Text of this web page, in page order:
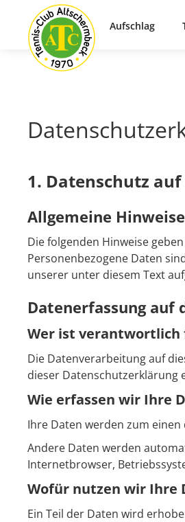
Aufschlag
1. Datenschutz
Allgemeine Hinweise
Die folgenden Hinweise
Personenbezogene Daten
unserer unter diesem Text
Datenerfassung auf
Wer ist verantwortlich
Die Datenverarbeitung auf
dieser Datenschutzerklärung
Wie erfassen wir Ihre
Ihre Daten werden zum
Andere Daten werden
Internetbrowser,
Wofür nutzen wir Ihre
Ein Teil der Daten wird